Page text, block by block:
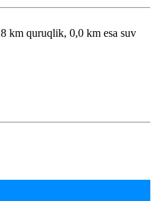
km quruqlik, 0,0 km esa suv